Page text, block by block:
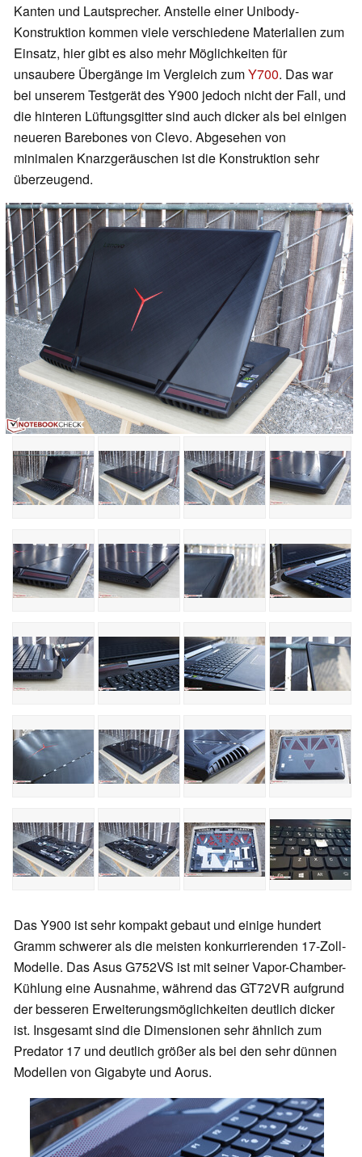
Kanten und Lautsprecher. Anstelle einer Unibody-
Konstruktion kommen viele verschiedene Materialien zum
Einsatz, hier gibt es also mehr Möglichkeiten für
unsaubere Übergänge im Vergleich zumY700. Das war
bei unserem Testgerät des Y900 jedoch nicht der Fall, und
die hinteren Lüftungsgitter sind auch dicker als bei einigen
neueren Barebones von Clevo. Abgesehen von
minimalen Knarzgeräuschen ist die Konstruktion sehr
überzeugend.
Das Y900 ist sehr kompakt gebaut und einige hundert
Gramm schwerer als die meisten konkurrierenden 17-Zoll-
Modelle. Das Asus G752VS ist mit seiner Vapor-Chamber-
Kühlung eine Ausnahme, während das GT72VR aufgrund
der besseren Erweiterungsmöglichkeiten deutlich dicker
ist. Insgesamt sind die Dimensionen sehr ähnlich zum
Predator 17 und deutlich größer als bei den sehr dünnen
Modellen von Gigabyte und Aorus.